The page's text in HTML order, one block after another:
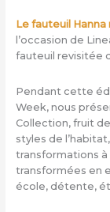
Le fauteuil
l’occasion de
fauteuil revisitée
Pendant cette
Week, nous
Collection, fruit
styles de
transformations à
transformées en
école, détente,